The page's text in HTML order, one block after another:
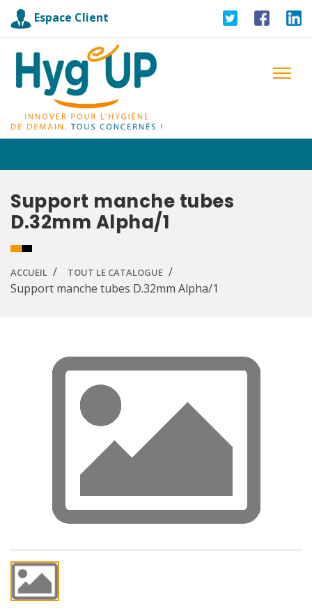
Espace Client
Support manche tubes
D.32mm Alpha/1
ACCUEIL TOUT LE CATALOGUE
Support manche tubes D.32mm Alpha/1